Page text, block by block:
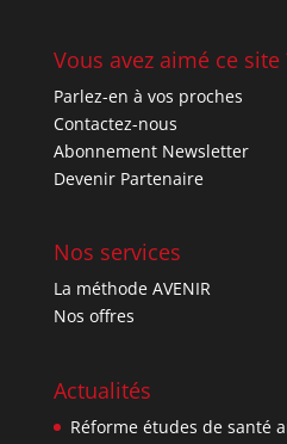
Vous avez aimé ce site
Parlez-en à vos proches
Contactez-nous
Abonnement Newsletter
Devenir Partenaire
Nos services
La méthode AVENIR
Nos offres
Actualités
Réforme études de santé